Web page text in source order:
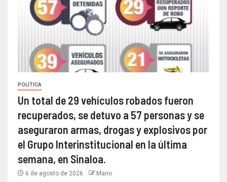
POLÍTICA
Un total de 29 vehículos robados fueron
recuperados, se detuvo a 57 personas y se
aseguraron armas, drogas y explosivos por
el Grupo Interinstitucional en la última
semana, en Sinaloa.
6 de agosto de 2026 Mario